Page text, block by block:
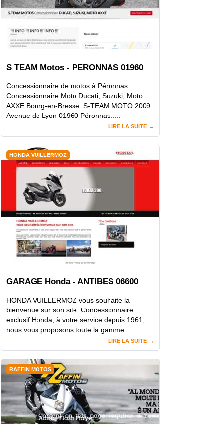
S TEAM Motos - PERONNAS 01960
Concessionnaire de motos à Péronnas
Concessionnaire Moto Ducati, Suzuki, Moto
AXXE Bourg-en-Bresse. S-TEAM MOTO 2009
Avenue de Lyon 01960 Péronnas.....
LIRE LA SUITE
HONDA VUILLERMOZ
GARAGE Honda - ANTIBES 06600
HONDA VUILLERMOZ vous souhaite la
bienvenue sur son site. Concessionnaire
exclusif Honda, à votre service depuis 1961,
nous vous proposons toute la gamme...
LIRE LA SUITE
RAFFIN MOTOS